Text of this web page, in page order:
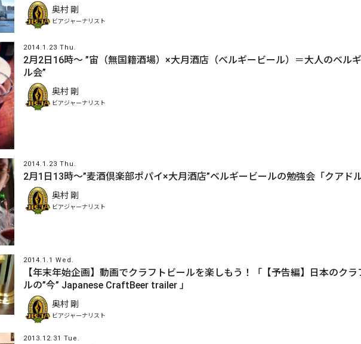
奥村 剛
ビアジャーナリスト
2014.1.23 Thu.
2月2日16時～ ”宙（無国籍酒場）×大月酒店（ベルギービール）＝大人のベル
ル会”
奥村 剛
ビアジャーナリスト
2014.1.23 Thu.
2月1日13時〜”麦酒倶楽部ポパイ×大月酒店”ベルギービールの勉強会「クアドル
奥村 剛
ビアジャーナリスト
2014.1.1 Wed.
【年末年始企画】動画でクラフトビールを楽しもう！「【予告編】日本のクラ
ルの”今” Japanese CraftBeer trailer 」
奥村 剛
ビアジャーナリスト
2013.12.31 Tue.